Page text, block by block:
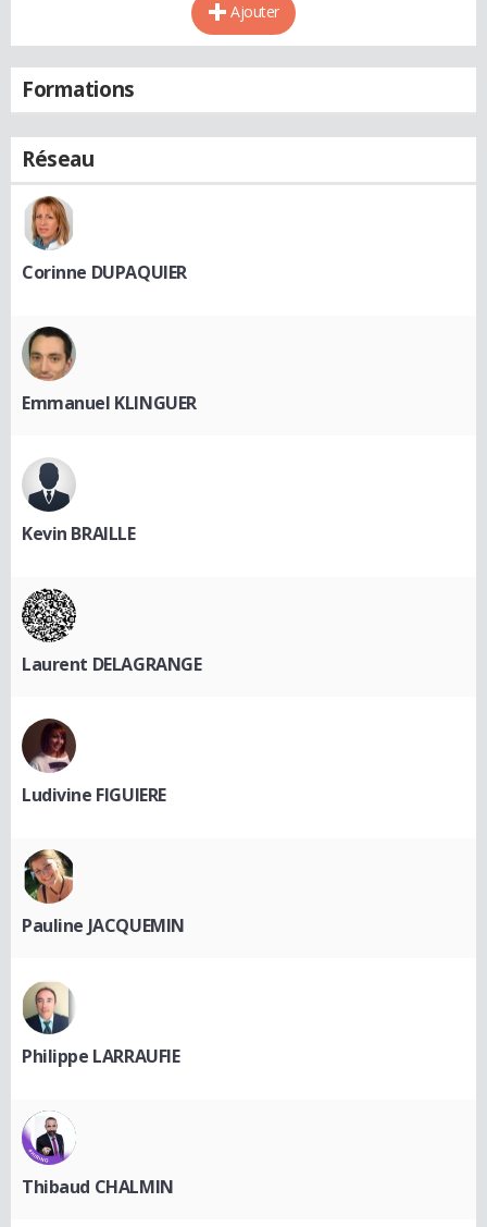
Ajouter
Formations
Réseau
Corinne DUPAQUIER
Emmanuel KLINGUER
Kevin BRAILLE
Laurent DELAGRANGE
Ludivine FIGUIERE
Pauline JACQUEMIN
Philippe LARRAUFIE
Thibaud CHALMIN